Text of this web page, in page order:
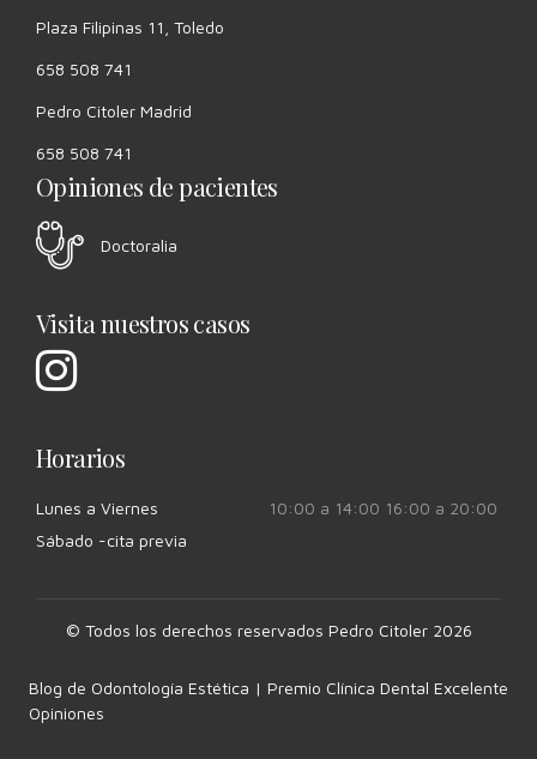
Plaza Filipinas 11, Toledo
658 508 741
Pedro Citoler Madrid
658 508 741
Opiniones de pacientes
Doctoralia
Visita nuestros casos
Horarios
Lunes a Viernes
10:00 a 14:00 16:00 a 20:00
Sábado -cita previa
© Todos los derechos reservados Pedro Citoler 2026
Blog de Odontología Estética | Premio Clínica Dental Excelente
Opiniones